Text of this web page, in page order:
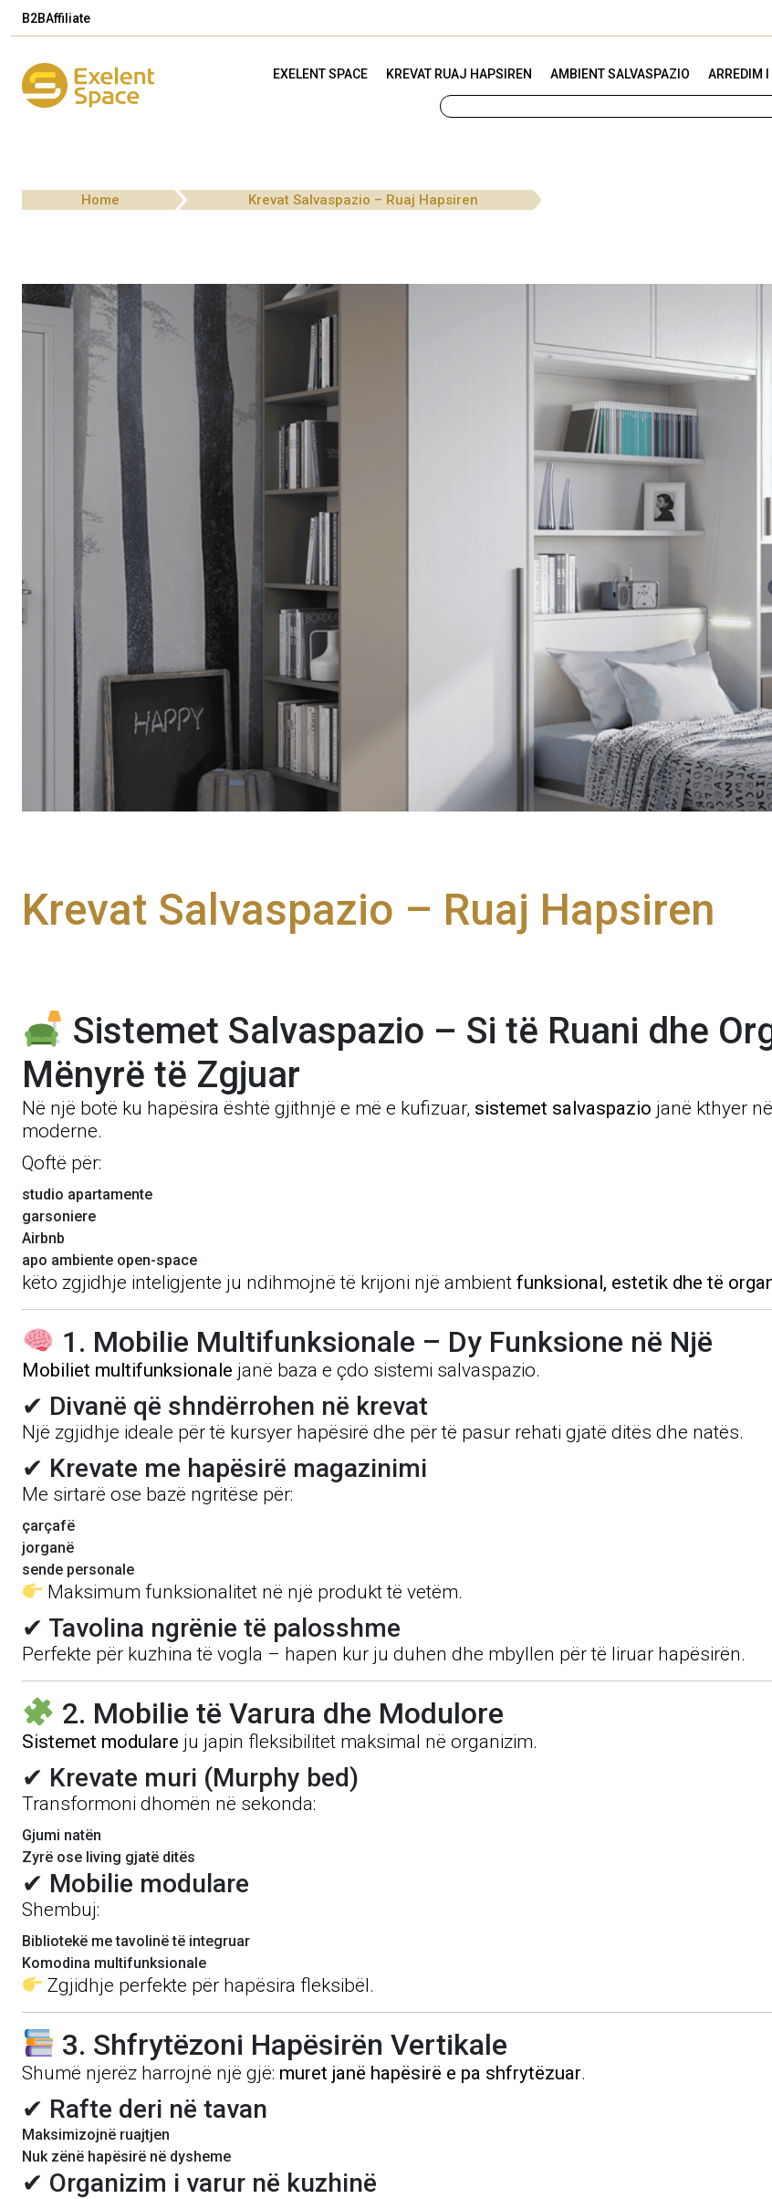
B2BAffiliate
EXELENT SPACE KREVAT RUAJ HAPSIREN AMBIENT SALVASPAZIO ARREDIM
Home Krevat Salvaspazio – Ruaj Hapsiren
Krevat Salvaspazio – Ruaj Hapsiren
Sistemet Salvaspazio – Si të Ruani dhe
Mënyrë të Zgjuar
Në një botë ku hapësira është gjithnjë e më e kufizuar, sistemet salvaspazio janë kthyer
moderne.
Qoftë për:
studio apartamente
garsoniere
Airbnb
apo ambiente open-space
këto zgjidhje inteligjente ju ndihmojnë të krijoni një ambient funksional, estetik dhe të
1. Mobilie Multifunksionale – Dy Funksione në Një
Mobiliet multifunksionale janë baza e çdo sistemi salvaspazio.
✔ Divanë që shndërrohen në krevat
Një zgjidhje ideale për të kursyer hapësirë dhe për të pasur rehati gjatë ditës dhe natës.
✔ Krevate me hapësirë magazinimi
Me sirtarë ose bazë ngritëse për:
çarçafë
jorganë
sende personale
Maksimum funksionalitet në një produkt të vetëm.
✔ Tavolina ngrënie të palosshme
Perfekte për kuzhina të vogla – hapen kur ju duhen dhe mbyllen për të liruar hapësirën.
2. Mobilie të Varura dhe Modulore
Sistemet modulare ju japin fleksibilitet maksimal në organizim.
✔ Krevate muri (Murphy bed)
Transformoni dhomën në sekonda:
Gjumi natën
Zyrë ose living gjatë ditës
✔ Mobilie modulare
Shembuj:
Bibliotekë me tavolinë të integruar
Komodina multifunksionale
Zgjidhje perfekte për hapësira fleksibël.
3. Shfrytëzoni Hapësirën Vertikale
Shumë njerëz harrojnë një gjë: muret janë hapësirë e pa shfrytëzuar.
✔ Rafte deri në tavan
Maksimizojnë ruajtjen
Nuk zënë hapësirë në dysheme
✔ Organizim i varur në kuzhinë